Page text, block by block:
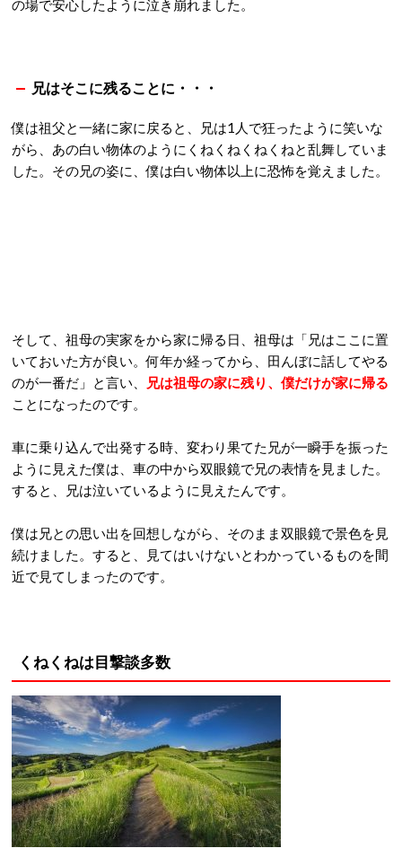
の場で安心したように泣き崩れました。
兄はそこに残ることに・・・
僕は祖父と一緒に家に戻ると、兄は1人で狂ったように笑いな
がら、あの白い物体のようにくねくねくねくねと乱舞していま
した。その兄の姿に、僕は白い物体以上に恐怖を覚えました。
そして、祖母の実家をから家に帰る日、祖母は「兄はここに置
いておいた方が良い。何年か経ってから、田んぼに話してやる
のが一番だ」と言い、
兄は祖母の家に残り、僕だけが家に帰る
ことになったのです。
車に乗り込んで出発する時、変わり果てた兄が一瞬手を振った
ように見えた僕は、車の中から双眼鏡で兄の表情を見ました。
すると、兄は泣いているように見えたんです。
僕は兄との思い出を回想しながら、そのまま双眼鏡で景色を見
続けました。すると、見てはいけないとわかっているものを間
近で見てしまったのです。
くねくねは目撃談多数